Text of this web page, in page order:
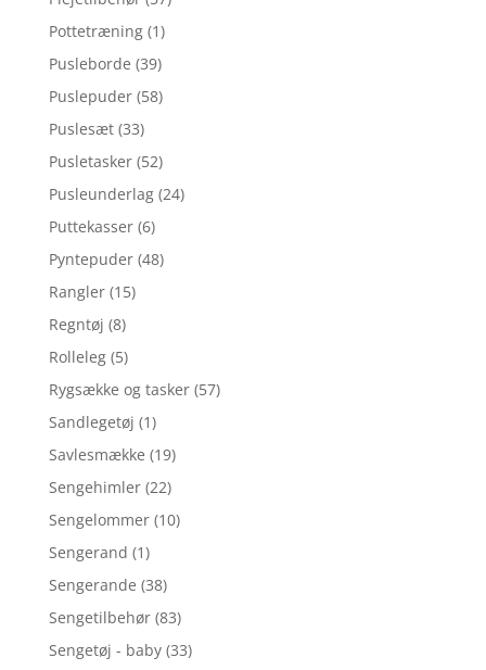
Pottetræning (1)
Pusleborde (39)
Puslepuder (58)
Puslesæt (33)
Pusletasker (52)
Pusleunderlag (24)
Puttekasser (6)
Pyntepuder (48)
Rangler (15)
Regntøj (8)
Rolleleg (5)
Rygsække og tasker (57)
Sandlegetøj (1)
Savlesmække (19)
Sengehimler (22)
Sengelommer (10)
Sengerand (1)
Sengerande (38)
Sengetilbehør (83)
Sengetøj - baby (33)